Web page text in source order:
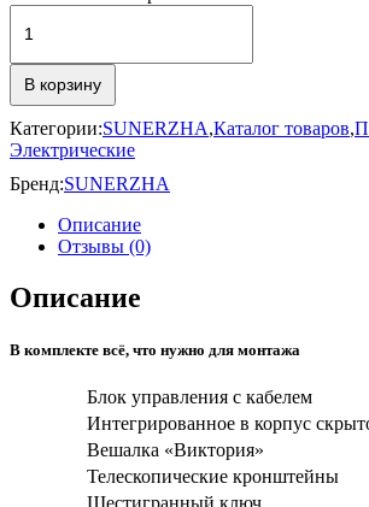
В корзину
Категории:SUNERZHA,Каталог товаров,
Электрические
Бренд:SUNERZHA
Описание
Отзывы (0)
Описание
В комплекте всё, что нужно для монтажа
Блок управления с кабелем
Интегрированное в корпус
Вешалка «Виктория»
Телескопические кронштейны